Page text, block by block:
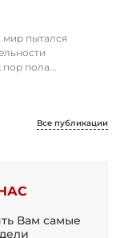
мир пытался
пола...
Все публикации
Вам самые